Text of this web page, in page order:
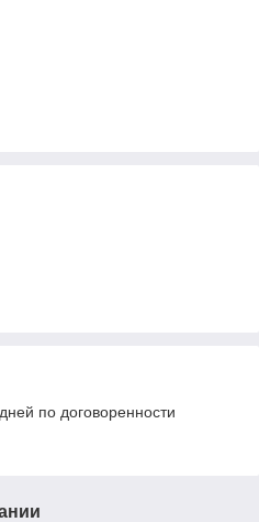
по договоренности